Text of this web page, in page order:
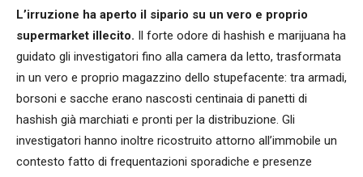
L’irruzione ha aperto il sipario su un vero e proprio
supermarket illecito. Il forte odore di hashish e marijuana ha
guidato gli investigatori fino alla camera da letto, trasformata
in un vero e proprio magazzino dello stupefacente: tra armadi,
borsoni e sacche erano nascosti centinaia di panetti di
hashish già marchiati e pronti per la distribuzione. Gli
investigatori hanno inoltre ricostruito attorno all’immobile un
contesto fatto di frequentazioni sporadiche e presenze